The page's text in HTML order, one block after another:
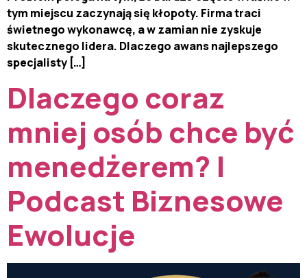
tym miejscu zaczynają się kłopoty. Firma traci
świetnego wykonawcę, a w zamian nie zyskuje
skutecznego lidera. Dlaczego awans najlepszego
specjalisty […]
Dlaczego coraz
mniej osób chce być
menedżerem? |
Podcast Biznesowe
Ewolucje